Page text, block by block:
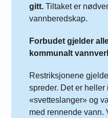
gitt.Tiltaket er
vannberedskap.
Forbudet gjelder
kommunalt
Restriksjonene
spreder. Det er heller
«svetteslanger» og
med rennende vann.